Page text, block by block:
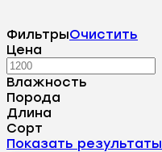
ФильтрыОчистить
Цена
Влажность
Порода
Длина
Сорт
Показать результаты